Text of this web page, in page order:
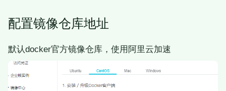
配置镜像仓库地址
默认docker官方镜像仓库，使用阿里云加速